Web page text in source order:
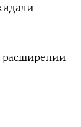
расширении